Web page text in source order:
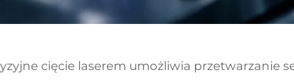
cięcie laserem umożliwia przetwarzanie